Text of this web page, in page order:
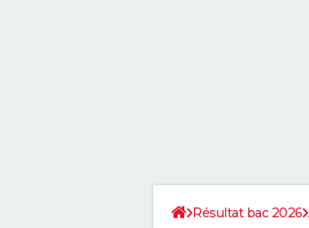
Résultat bac 2026